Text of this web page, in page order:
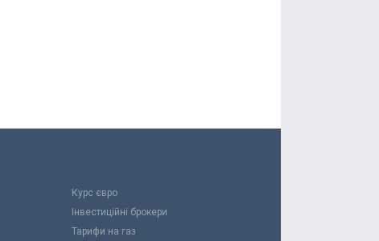
Курс євро
Інвестиційні брокери
Тарифи на газ